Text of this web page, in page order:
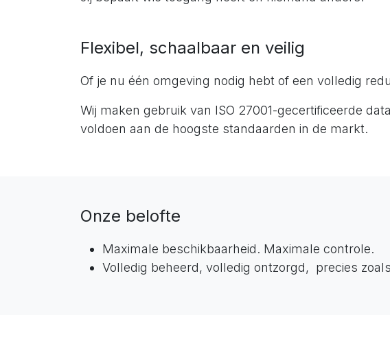
Flexibel, schaalbaar en veilig
Of je nu één omgeving nodig hebt of een volledig
Wij maken gebruik van ISO 27001-gecertificeerde
voldoen aan de hoogste standaarden in de markt.
Onze belofte
Maximale beschikbaarheid. Maximale controle.
Volledig beheerd, volledig ontzorgd, precies